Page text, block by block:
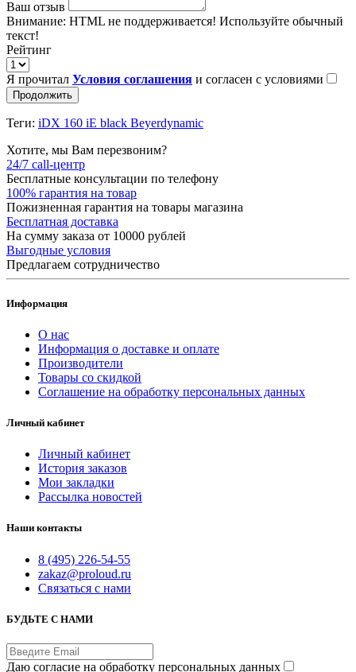
Ваш отзыв
Внимание: HTML не поддерживается! Используйте обычный
текст!
Рейтинг
Я прочитал Условия соглашения и согласен с условиями
Продолжить
Теги: iDX 160 iE black Beyerdynamic
Хотите, мы Вам перезвоним?
24/7 call-центр
Бесплатные консультации по телефону
100% гарантия на товар
Пожизненная гарантия на товары магазина
Бесплатная доставка
На сумму заказа от 10000 рублей
Выгодные условия
Предлагаем сотрудничество
Информация
О нас
Информация о доставке и оплате
Производители
Товары со скидкой
Соглашение на обработку персональных данных
Личный кабинет
Личный кабинет
История заказов
Мои закладки
Рассылка новостей
Наши контакты
8 (495) 226-54-55
zakaz@proloud.ru
Связаться с нами
БУДЬТЕ С НАМИ
Даю согласие на обработку персональных данных